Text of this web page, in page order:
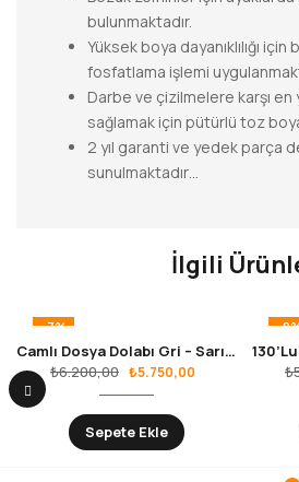
bulunmaktadır.
Yüksek boya dayanıklılığı
fosfatlama işlemi
Darbe ve çizilmelere karşı en
sağlamak için pütürlü toz
2 yıl garanti ve yedek parça
sunulmaktadır…
İlgili
-7%
Camlı Dosya Dolabı Gri – Sarı RS.10.02.27
₺6.200,00 ₺5.750,00
Sepete Ekle
-
₺